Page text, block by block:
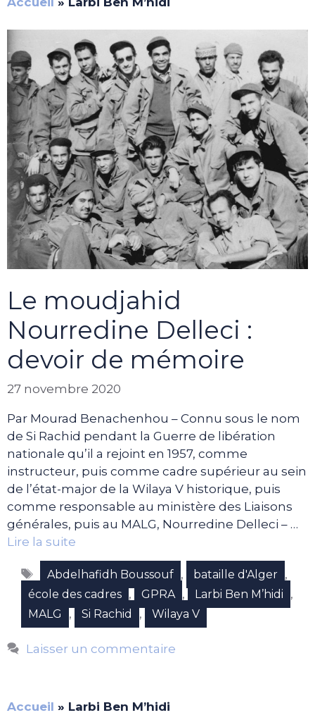
Le moudjahid
Nourredine Delleci :
devoir de mémoire
27 novembre 2020
Par Mourad Benachenhou – Connu sous le nom
de Si Rachid pendant la Guerre de libération
nationale qu’il a rejoint en 1957, comme
instructeur, puis comme cadre supérieur au sein
de l’état-major de la Wilaya V historique, puis
comme responsable au ministère des Liaisons
générales, puis au MALG, Nourredine Delleci – …
Lire la suite
Étiquettes
Abdelhafidh Boussouf , bataille d'Alger ,
école des cadres , GPRA , Larbi Ben M’hidi ,
MALG , Si Rachid , Wilaya V
Laisser un commentaire
Accueil » Larbi Ben M’hidi